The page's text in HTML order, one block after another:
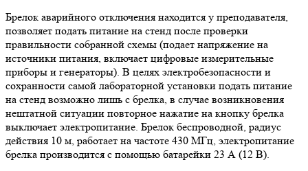
Брелок аварийного отключения находится у преподавателя,
позволяет подать питание на стенд после проверки
правильности собранной схемы (подает напряжение на
источники питания, включает цифровые измерительные
приборы и генераторы). В целях электробезопасности и
сохранности самой лабораторной установки подать питание
на стенд возможно лишь с брелка, в случае возникновения
нештатной ситуации повторное нажатие на кнопку брелка
выключает электропитание. Брелок беспроводной, радиус
действия 10 м, работает на частоте 430 МГц, электропитание
брелка производится с помощью батарейки 23 А (12 В).